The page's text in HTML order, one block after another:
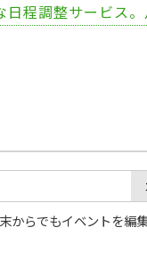
程調整サービス
らでもイベントを編